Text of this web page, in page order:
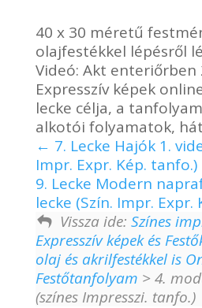
40 x 30 méretű
olajfestékkel lépésről
Videó: Akt enteriőrben
Expresszív képek
lecke célja, a
alkotói folyamatok,
7. Lecke Hajók 1.
Impr. Expr. Kép. tanfo.)
9. Lecke Modern
lecke (Szín. Impr. Expr.
Vissza ide: Színes
Expresszív képek és
olaj és akrilfestékkel is
Festőtanfolyam > 4.
(színes Impresszi. tanfo.)